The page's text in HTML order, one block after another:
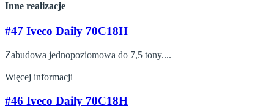
Inne realizacje
#47 Iveco Daily 70C18H
Zabudowa jednopoziomowa do 7,5 tony....
Więcej informacji
#46 Iveco Daily 70C18H